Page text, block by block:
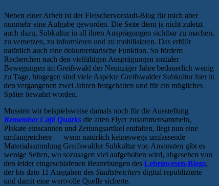
Neben einer Arbeit ist der Fleischervorstadt-Blog für mich aber
nunmehr eine Aufgabe geworden. Die Seite dient ja nicht zuletzt
auch dazu, Subkultur in all ihren Ausprägungen sichtbar zu machen,
zu vernetzen, zu informieren und zu mobilisieren. Das erfüllt
natürlich auch eine dokumentarische Funktion. So fördern
Recherchen nach den vielfältigen Ausprägungen sozialer
Bewegungen im Greifswald der Neunziger Jahre bedauerlich wenig
zu Tage, hingegen sind viele Aspekte Greifswalder Subkultur hier in
den vergangenen zwei Jahren festgehalten und für ein mögliches
Später bewahrt worden.
Mussten wir beispielsweise damals noch für die Ausstellung
Remember Café Quarks die alten Flyer zusammensammeln,
Plakate einscannen und Zeitungsartikel entfalten, liegt nun eine
umfangreichere — wenn natürlich keineswegs umfassende —
Materialsammlung Greifswalder Subkultur vor. Ansonsten gibt es
wenige Seiten, wo sozusagen viel aufgehoben wird, abgesehen von
den leider eingeschlafenen Bestrebungen des Lebenwesen-Blogs,
der bis dato 11 Ausgaben des Stadtstreichers digital republizierte
und damit eine wertvolle Quelle sicherte.